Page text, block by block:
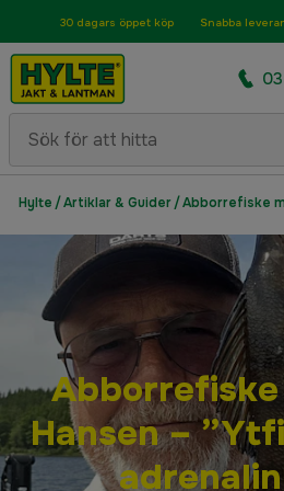
30 dagars öppet köp Snabba
Hylte /Artiklar & Guider/
Hansen –